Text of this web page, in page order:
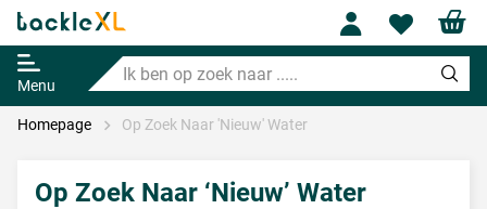
Menu
Ik
ben
op
zoek
Profile
Homepage Op Zoek Naar 'Nieuw' Water
Op Zoek Naar ‘Nieuw’ Water